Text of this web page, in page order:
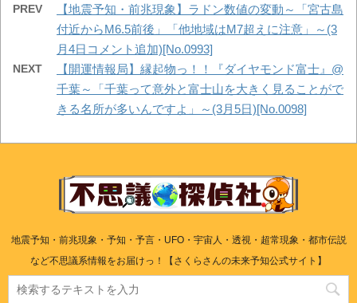
PREV
【地震予知・前兆現象】ラドン数値の変動～「宮古島
付近からM6.5前後」「他地域はM7超えに注意」～(3
月4日コメント追加)[No.0993]
NEXT
【開運情報局】縁起物っ！！『ダイヤモンド富士』@
千葉～「千葉って意外と富士山を大きく見ることがで
きる名所が多いんですよ」～(3月5日)[No.0098]
地震予知・前兆現象・予知・予言・UFO・宇宙人・透視・超常現象・都市伝説
など不思議系情報をお届けっ！【さくらさんの未来予知公式サイト】